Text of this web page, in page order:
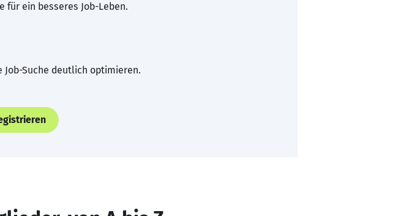
für ein besseres Job-Leben.
Job-Suche deutlich optimieren.